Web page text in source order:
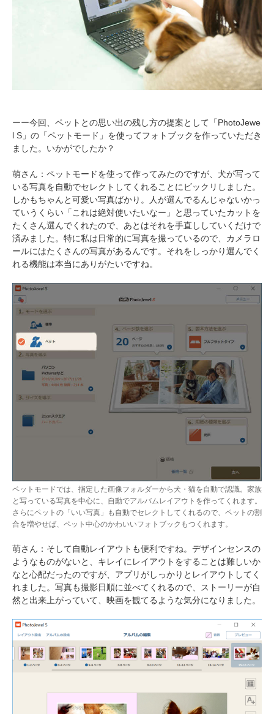
ーー今回、ペットとの思い出の残し方の提案として「PhotoJewe
l S」の「ペットモード」を使ってフォトブックを作っていただき
ました。いかがでしたか？
萌さん：ペットモードを使って作ってみたのですが、犬が写って
いる写真を自動でセレクトしてくれることにビックリしました。
しかもちゃんと可愛い写真ばかり。人が選んでるんじゃないかっ
ていうくらい「これは絶対使いたいなー」と思っていたカットを
たくさん選んでくれたので、あとはそれを手直ししていくだけで
済みました。特に私は日常的に写真を撮っているので、カメラロ
ールにはたくさんの写真があるんです。それをしっかり選んでく
れる機能は本当にありがたいですね。
ペットモードでは、指定した画像フォルダーから犬・猫を自動で認識。家族
と写っている写真を中心に、自動でアルバムレイアウトを作ってくれます。
さらにペットの「いい写真」も自動でセレクトしてくれるので、ペットの割
合を増やせば、ペット中心のかわいいフォトブックもつくれます。
萌さん：そして自動レイアウトも便利ですね。デザインセンスの
ようなものがないと、キレイにレイアウトをすることは難しいか
なと心配だったのですが、アプリがしっかりとレイアウトしてく
れました。写真も撮影日順に並べてくれるので、ストーリーが自
然と出来上がっていて、映画を観てるような気分になりました。